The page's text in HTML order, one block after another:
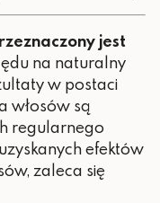
jest
na naturalny
w postaci
włosów są
regularnego
efektów
zaleca się